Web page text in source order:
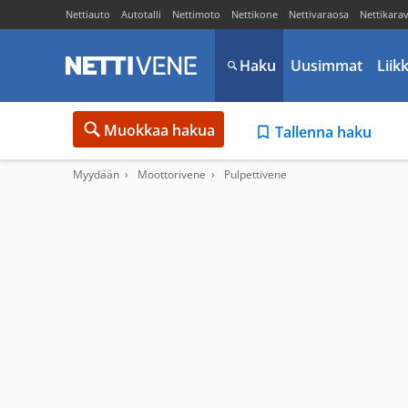
Nettiauto Autotalli Nettimoto Nettikone Nettivaraosa
Haku Uusimmat
Muokkaa hakua Tallenna haku
Myydään Moottorivene Pulpettivene